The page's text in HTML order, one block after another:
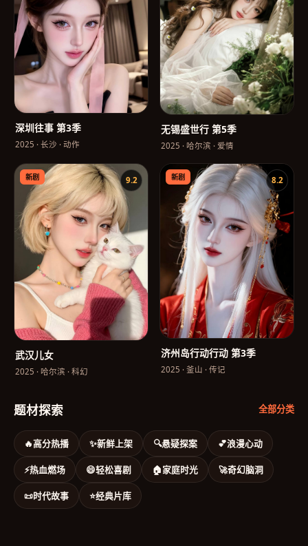
深圳往事 第3季
2025 · 长沙 · 动作
无锡盛世行 第5季
2025 · 哈尔滨 · 爱情
新剧 9.2
武汉儿女
2025 · 哈尔滨 · 科幻
新剧 8.2
济州岛行动行动 第3季
2025 · 釜山 · 传记
题材探索 全部分类
🔥高分热播 ✨新鲜上架 🔍悬疑探案 💕浪漫心动
⚡热血燃场 😄轻松喜剧 🏠家庭时光 🚀奇幻脑洞
📜时代故事 ⭐经典片库